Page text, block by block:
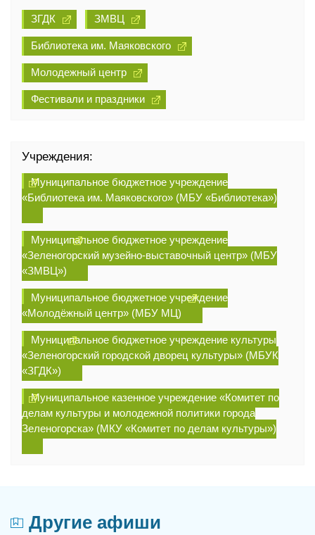
ЗГДК ЗМВЦ
Библиотека им. Маяковского
Молодежный центр
Фестивали и праздники
Учреждения:
Муниципальное бюджетное учреждение
«Библиотека им. Маяковского» (МБУ «Библиотека»)
Муниципальное бюджетное учреждение
«Зеленогорский музейно-выставочный центр» (МБУ
«ЗМВЦ»)
Муниципальное бюджетное учреждение
«Молодёжный центр» (МБУ МЦ)
Муниципальное бюджетное учреждение культуры
«Зеленогорский городской дворец культуры» (МБУК
«ЗГДК»)
Муниципальное казенное учреждение «Комитет по
делам культуры и молодежной политики города
Зеленогорска» (МКУ «Комитет по делам культуры»)
Другие афиши